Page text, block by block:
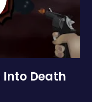
Into Death